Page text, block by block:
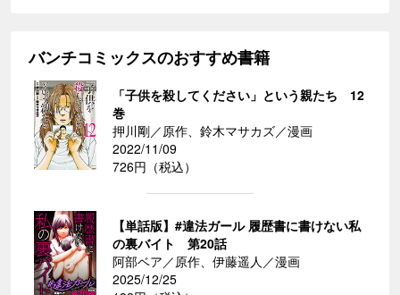
バンチコミックスのおすすめ書籍
「子供を殺してください」という親たち 12
巻
押川剛／原作、鈴木マサカズ／漫画
2022/11/09
726円（税込）
【単話版】#違法ガール 履歴書に書けない私
の裏バイト 第20話
阿部ベア／原作、伊藤遥人／漫画
2025/12/25